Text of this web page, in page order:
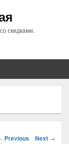
скидками.
Previous Next →